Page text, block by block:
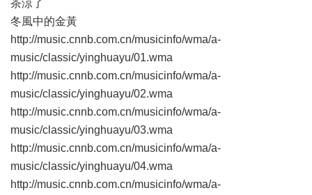
茶涼了
冬風中的金黃
http://music.cnnb.com.cn/musicinfo/wma/a-
music/classic/yinghuayu/01.wma
http://music.cnnb.com.cn/musicinfo/wma/a-
music/classic/yinghuayu/02.wma
http://music.cnnb.com.cn/musicinfo/wma/a-
music/classic/yinghuayu/03.wma
http://music.cnnb.com.cn/musicinfo/wma/a-
music/classic/yinghuayu/04.wma
http://music.cnnb.com.cn/musicinfo/wma/a-